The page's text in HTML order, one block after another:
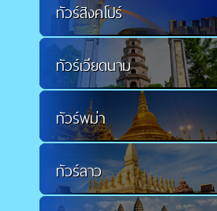
ทัวร์สิงคโปร์
ทัวร์เวียดนาม
ทัวร์พม่า
ทัวร์ลาว